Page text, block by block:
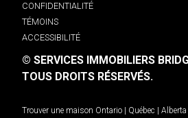
CONFIDENTIALITÉ
TÉMOINS
ACCESSIBILITÉ
© SERVICES IMMOBILIERS
TOUS DROITS RÉSERVÉS.
Trouver une maison Ontario Québec Alberta